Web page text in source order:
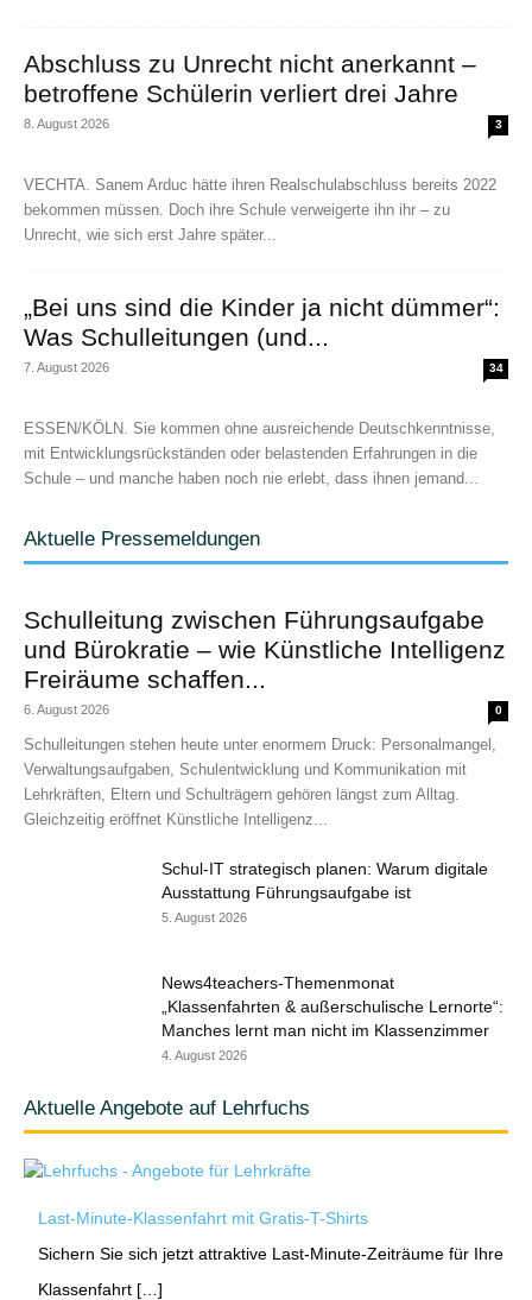
Abschluss zu Unrecht nicht anerkannt –
betroffene Schülerin verliert drei Jahre
8. August 2026 3
VECHTA. Sanem Arduc hätte ihren Realschulabschluss bereits 2022
bekommen müssen. Doch ihre Schule verweigerte ihn ihr – zu
Unrecht, wie sich erst Jahre später...
„Bei uns sind die Kinder ja nicht dümmer“:
Was Schulleitungen (und...
7. August 2026 34
ESSEN/KÖLN. Sie kommen ohne ausreichende Deutschkenntnisse,
mit Entwicklungsrückständen oder belastenden Erfahrungen in die
Schule – und manche haben noch nie erlebt, dass ihnen jemand...
Aktuelle Pressemeldungen
Schulleitung zwischen Führungsaufgabe
und Bürokratie – wie Künstliche Intelligenz
Freiräume schaffen...
6. August 2026 0
Schulleitungen stehen heute unter enormem Druck: Personalmangel,
Verwaltungsaufgaben, Schulentwicklung und Kommunikation mit
Lehrkräften, Eltern und Schulträgern gehören längst zum Alltag.
Gleichzeitig eröffnet Künstliche Intelligenz...
Schul-IT strategisch planen: Warum digitale
Ausstattung Führungsaufgabe ist
5. August 2026
News4teachers-Themenmonat
„Klassenfahrten & außerschulische Lernorte“:
Manches lernt man nicht im Klassenzimmer
4. August 2026
Aktuelle Angebote auf Lehrfuchs
Last-Minute-Klassenfahrt mit Gratis-T-Shirts
Sichern Sie sich jetzt attraktive Last-Minute-Zeiträume für Ihre
Klassenfahrt […]